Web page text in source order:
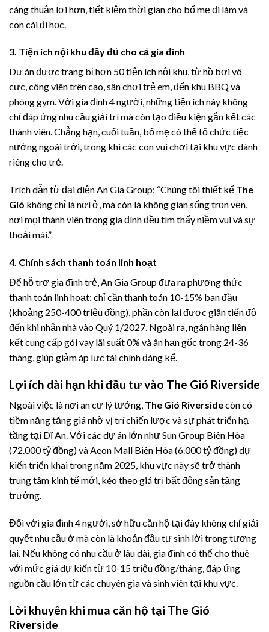
càng thuận lợi hơn, tiết kiệm thời gian cho bố mẹ đi làm và
con cái đi học.
3. Tiện ích nội khu đầy đủ cho cả gia đình
Dự án được trang bị hơn 50 tiện ích nội khu, từ hồ bơi vô
cực, công viên trên cao, sân chơi trẻ em, đến khu BBQ và
phòng gym. Với gia đình 4 người, những tiện ích này không
chỉ đáp ứng nhu cầu giải trí mà còn tạo điều kiện gắn kết các
thành viên. Chẳng hạn, cuối tuần, bố mẹ có thể tổ chức tiệc
nướng ngoài trời, trong khi các con vui chơi tại khu vực dành
riêng cho trẻ.
Trích dẫn từ đại diện An Gia Group: “Chúng tôi thiết kế The
Gió không chỉ là nơi ở, mà còn là không gian sống trọn vẹn,
nơi mọi thành viên trong gia đình đều tìm thấy niềm vui và sự
thoải mái.”
4. Chính sách thanh toán linh hoạt
Để hỗ trợ gia đình trẻ, An Gia Group đưa ra phương thức
thanh toán linh hoạt: chỉ cần thanh toán 10-15% ban đầu
(khoảng 250-400 triệu đồng), phần còn lại được giãn tiến độ
đến khi nhận nhà vào Quý 1/2027. Ngoài ra, ngân hàng liên
kết cung cấp gói vay lãi suất 0% và ân hạn gốc trong 24-36
tháng, giúp giảm áp lực tài chính đáng kể.
Lợi ích dài hạn khi đầu tư vào The Gió Riverside
Ngoài việc là nơi an cư lý tưởng, The Gió Riversidecòn có
tiềm năng tăng giá nhờ vị trí chiến lược và sự phát triển hạ
tầng tại Dĩ An. Với các dự án lớn như Sun Group Biên Hòa
(72.000 tỷ đồng) và Aeon Mall Biên Hòa (6.000 tỷ đồng) dự
kiến triển khai trong năm 2025, khu vực này sẽ trở thành
trung tâm kinh tế mới, kéo theo giá trị bất động sản tăng
trưởng.
Đối với gia đình 4 người, sở hữu căn hộ tại đây không chỉ giải
quyết nhu cầu ở mà còn là khoản đầu tư sinh lời trong tương
lai. Nếu không có nhu cầu ở lâu dài, gia đình có thể cho thuê
với mức giá dự kiến từ 10-15 triệu đồng/tháng, đáp ứng
nguồn cầu lớn từ các chuyên gia và sinh viên tại khu vực.
Lời khuyên khi mua căn hộ tại The Gió
Riverside